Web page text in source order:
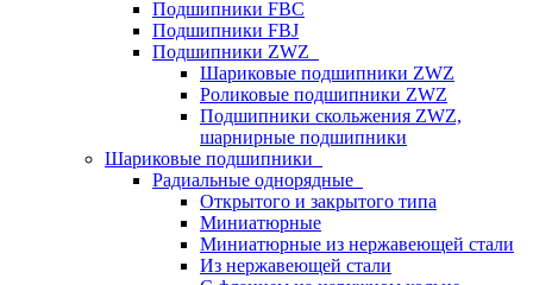
Подшипники FBC
Подшипники FBJ
Подшипники ZWZ
Шариковые подшипники ZWZ
Роликовые подшипники ZWZ
Подшипники скольжения ZWZ,
шарнирные подшипники
Шариковые подшипники
Радиальные однорядные
Открытого и закрытого типа
Миниатюрные
Миниатюрные из нержавеющей стали
Из нержавеющей стали